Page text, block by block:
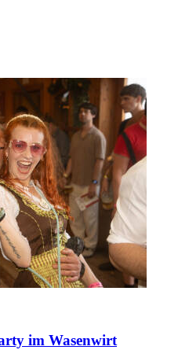
im Wasenwirt